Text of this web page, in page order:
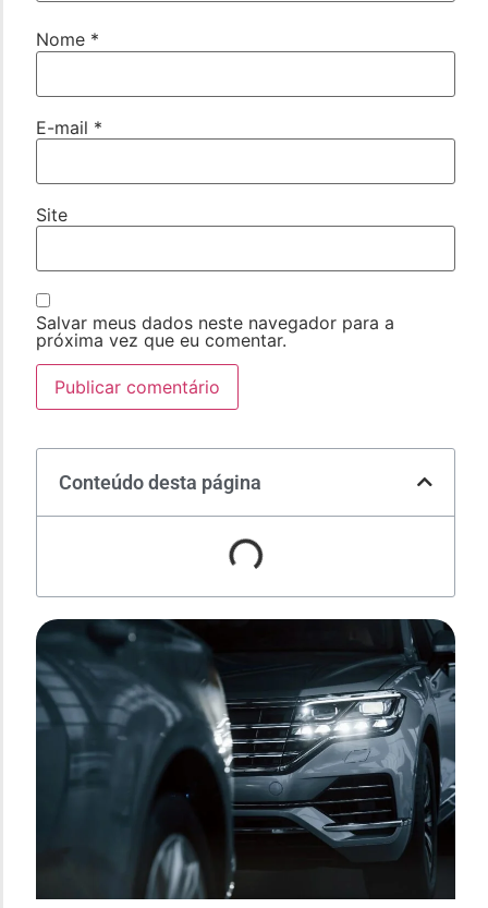
Nome *
E-mail *
Site
Salvar meus dados neste navegador para a
próxima vez que eu comentar.
Conteúdo desta página